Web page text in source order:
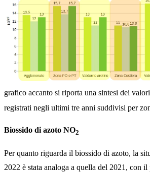
grafico accanto si riporta una sintesi dei
registrati negli ultimi tre anni suddivisi per
Biossido di azoto NO2
Per quanto riguarda il biossido di azoto, la
2022 è stata analoga a quella del 2021, con